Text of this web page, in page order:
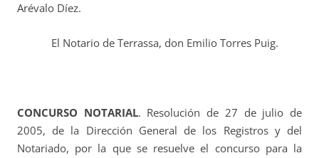
Arévalo Díez.
El Notario de Terrassa, don Emilio Torres Puig.
CONCURSO NOTARIAL. Resolución de 27 de julio de
2005, de la Dirección General de los Registros y del
Notariado, por la que se resuelve el concurso para la